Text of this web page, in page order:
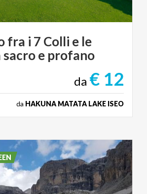
fra i 7 Colli e le
sacroe profano
da € 12
da HAKUNA MATATA LAKE ISEO